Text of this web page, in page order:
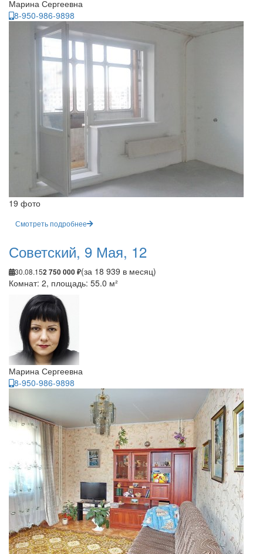
Марина Сергеевна
8-950-986-9898
19 фото
Смотреть подробнее
Советский, 9 Мая, 12
30.08.152 750 000 ₽(за 18 939 в месяц)
Комнат: 2, площадь: 55.0 м²
Марина Сергеевна
8-950-986-9898